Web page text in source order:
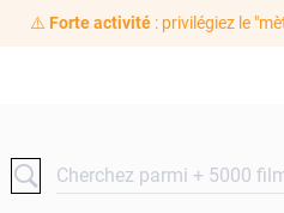
⚠️ Forte activité: privilégiez le